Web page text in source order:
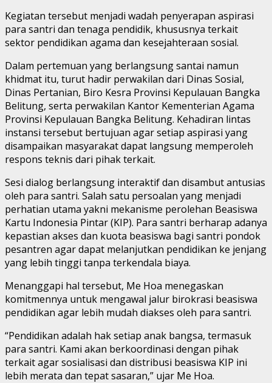
Kegiatan tersebut menjadi wadah penyerapan aspirasi
para santri dan tenaga pendidik, khususnya terkait
sektor pendidikan agama dan kesejahteraan sosial.
Dalam pertemuan yang berlangsung santai namun
khidmat itu, turut hadir perwakilan dari Dinas Sosial,
Dinas Pertanian, Biro Kesra Provinsi Kepulauan Bangka
Belitung, serta perwakilan Kantor Kementerian Agama
Provinsi Kepulauan Bangka Belitung. Kehadiran lintas
instansi tersebut bertujuan agar setiap aspirasi yang
disampaikan masyarakat dapat langsung memperoleh
respons teknis dari pihak terkait.
Sesi dialog berlangsung interaktif dan disambut antusias
oleh para santri. Salah satu persoalan yang menjadi
perhatian utama yakni mekanisme perolehan Beasiswa
Kartu Indonesia Pintar (KIP). Para santri berharap adanya
kepastian akses dan kuota beasiswa bagi santri pondok
pesantren agar dapat melanjutkan pendidikan ke jenjang
yang lebih tinggi tanpa terkendala biaya.
Menanggapi hal tersebut, Me Hoa menegaskan
komitmennya untuk mengawal jalur birokrasi beasiswa
pendidikan agar lebih mudah diakses oleh para santri.
“Pendidikan adalah hak setiap anak bangsa, termasuk
para santri. Kami akan berkoordinasi dengan pihak
terkait agar sosialisasi dan distribusi beasiswa KIP ini
lebih merata dan tepat sasaran,” ujar Me Hoa.